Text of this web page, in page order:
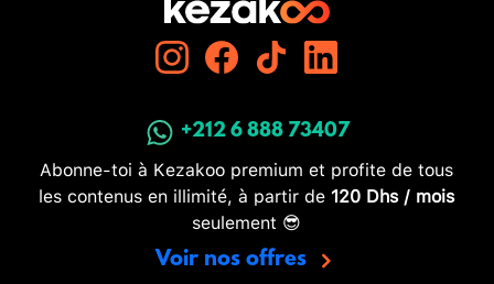
+212 6 888 73407
Abonne-toi à Kezakoo premium et profite de tous
les contenus en illimité, à partir de 120 Dhs / mois
seulement 😎
Voir nos offres